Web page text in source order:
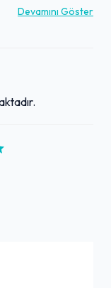
toplamaktadır.
sosyal
stratejik
duraklarından
Devamını Göster